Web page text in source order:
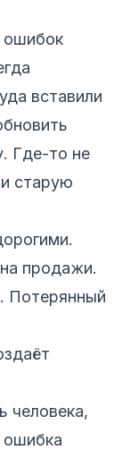
ошибок
вставили
Где-то не
старую
продажи.
Потерянный
человека,
ошибка